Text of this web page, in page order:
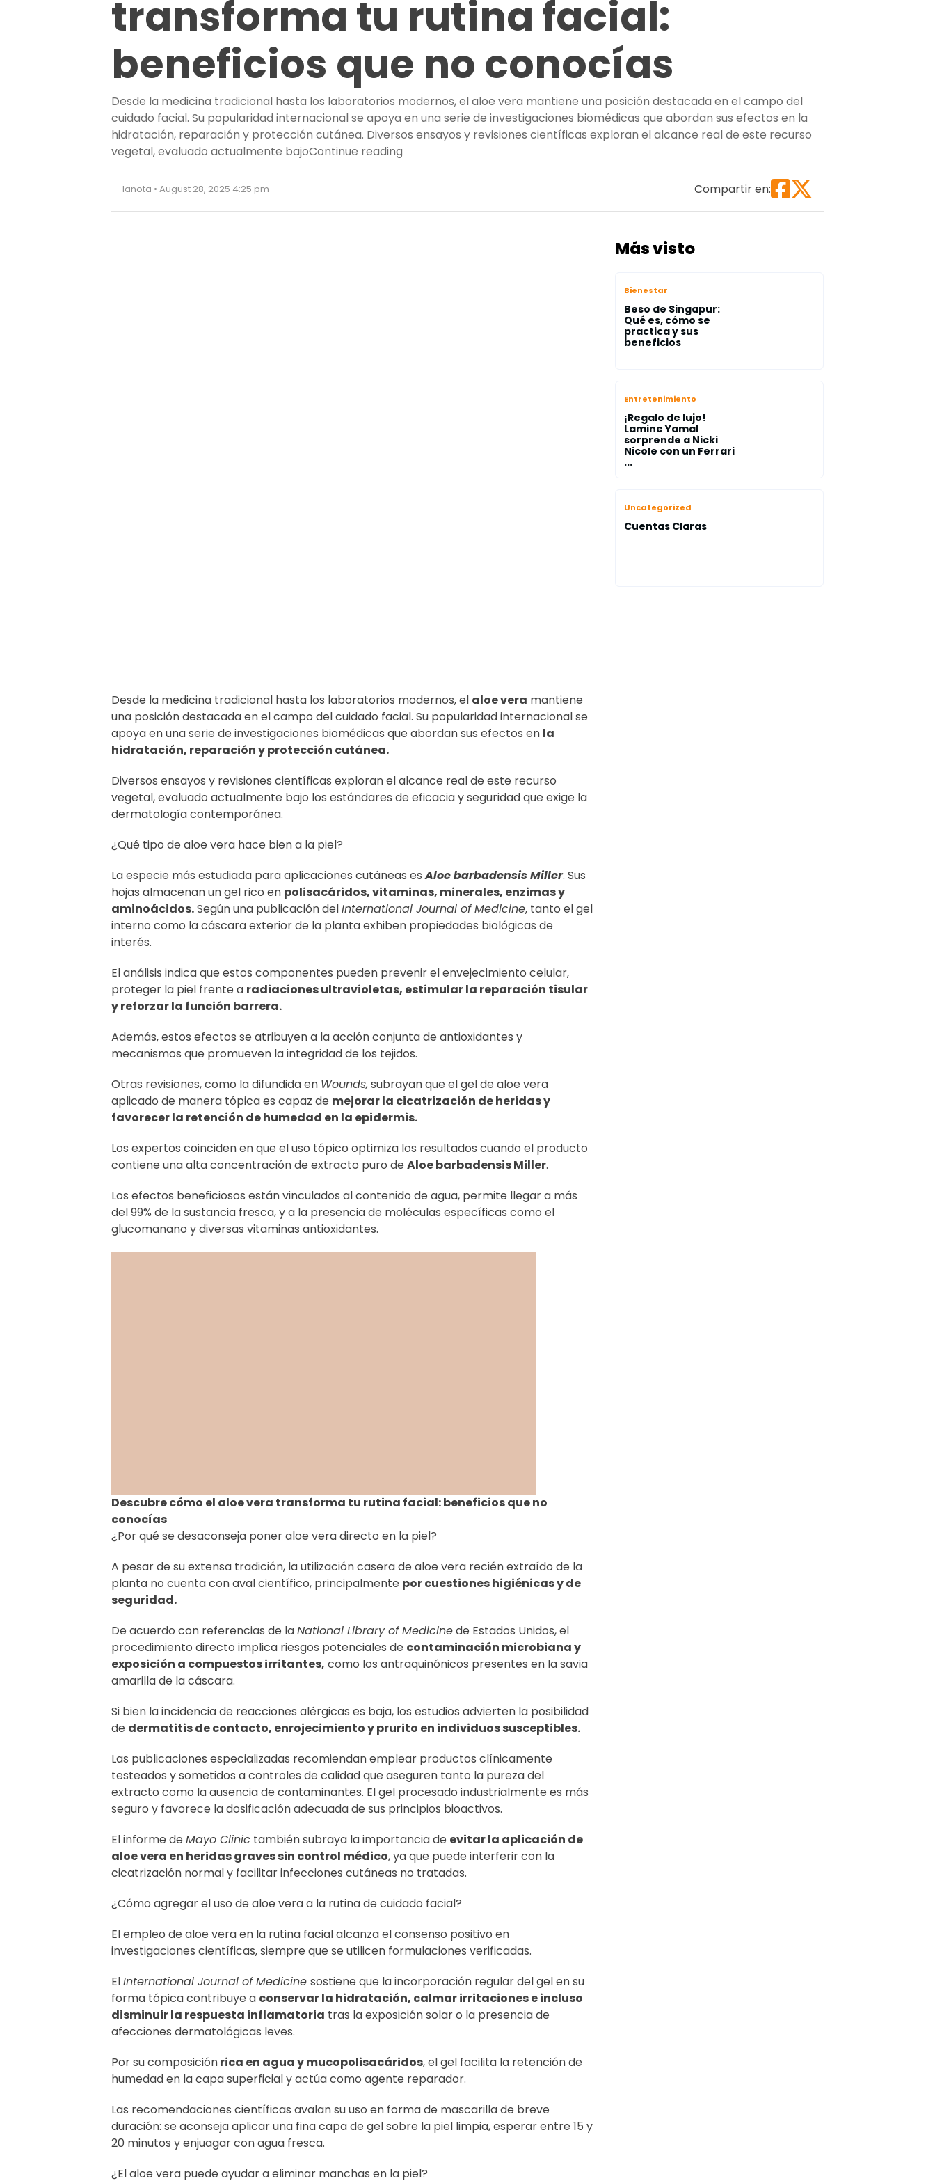
transforma tu rutina facial:
beneficios que no conocías
Desde la medicina tradicional hasta los laboratorios modernos, el aloe vera mantiene una posición destacada en el campo del
cuidado facial. Su popularidad internacional se apoya en una serie de investigaciones biomédicas que abordan sus efectos en la
hidratación, reparación y protección cutánea. Diversos ensayos y revisiones científicas exploran el alcance real de este recurso
vegetal, evaluado actualmente bajoContinue reading
lanota • August 28, 2025 4:25 pm Compartir en:
Desde la medicina tradicional hasta los laboratorios modernos, el aloe vera mantiene
una posición destacada en el campo del cuidado facial. Su popularidad internacional se
apoya en una serie de investigaciones biomédicas que abordan sus efectos en la
hidratación, reparación y protección cutánea.
Diversos ensayos y revisiones científicas exploran el alcance real de este recurso
vegetal, evaluado actualmente bajo los estándares de eficacia y seguridad que exige la
dermatología contemporánea.
¿Qué tipo de aloe vera hace bien a la piel?
La especie más estudiada para aplicaciones cutáneas esAloe barbadensis Miller. Sus
hojas almacenan un gel rico en polisacáridos, vitaminas, minerales, enzimas y
aminoácidos.Según una publicación delInternational Journal of Medicine, tanto el gel
interno como la cáscara exterior de la planta exhiben propiedades biológicas de
interés.
El análisis indica que estos componentes pueden prevenir el envejecimiento celular,
proteger la piel frente a radiaciones ultravioletas, estimular la reparación tisular
y reforzar la función barrera.
Además, estos efectos se atribuyen a la acción conjunta de antioxidantes y
mecanismos que promueven la integridad de los tejidos.
Otras revisiones, como la difundida en Wounds, subrayan que el gel de aloe vera
aplicado de manera tópica es capaz de mejorar la cicatrización de heridas y
favorecer la retención de humedad en la epidermis.
Los expertos coinciden en que el uso tópico optimiza los resultados cuando el producto
contiene una alta concentración de extracto puro de Aloe barbadensis Miller.
Los efectos beneficiosos están vinculados al contenido de agua, permite llegar a más
del 99% de la sustancia fresca, y a la presencia de moléculas específicas como el
glucomanano y diversas vitaminas antioxidantes.
Descubre cómo el aloe vera transforma tu rutina facial: beneficios que no
conocías
¿Por qué se desaconseja poner aloe vera directo en la piel?
A pesar de su extensa tradición, la utilización casera de aloe vera recién extraído de la
planta no cuenta con aval científico, principalmente por cuestiones higiénicas y de
seguridad.
De acuerdo con referencias de laNational Library of Medicinede Estados Unidos, el
procedimiento directo implica riesgos potenciales de contaminación microbiana y
exposición a compuestos irritantes, como los antraquinónicos presentes en la savia
amarilla de la cáscara.
Si bien la incidencia de reacciones alérgicas es baja, los estudios advierten la posibilidad
de dermatitis de contacto, enrojecimiento y prurito en individuos susceptibles.
Las publicaciones especializadas recomiendan emplear productos clínicamente
testeados y sometidos a controles de calidad que aseguren tanto la pureza del
extracto como la ausencia de contaminantes. El gel procesado industrialmente es más
seguro y favorece la dosificación adecuada de sus principios bioactivos.
El informe de Mayo Clinic también subraya la importancia de evitar la aplicación de
aloe vera en heridas graves sin control médico, ya que puede interferir con la
cicatrización normal y facilitar infecciones cutáneas no tratadas.
¿Cómo agregar el uso de aloe vera a la rutina de cuidado facial?
El empleo de aloe vera en la rutina facial alcanza el consenso positivo en
investigaciones científicas, siempre que se utilicen formulaciones verificadas.
ElInternational Journal of Medicine sostiene que la incorporación regular del gel en su
forma tópica contribuye a conservar la hidratación, calmar irritaciones e incluso
disminuir la respuesta inflamatoria tras la exposición solar o la presencia de
afecciones dermatológicas leves.
Por su composiciónrica en agua y mucopolisacáridos, el gel facilita la retención de
humedad en la capa superficial y actúa como agente reparador.
Las recomendaciones científicas avalan su uso en forma de mascarilla de breve
duración: se aconseja aplicar una fina capa de gel sobre la piel limpia, esperar entre 15 y
20 minutos y enjuagar con agua fresca.
¿El aloe vera puede ayudar a eliminar manchas en la piel?
Más visto
Bienestar
Beso de Singapur:
Qué es, cómo se
practica y sus
beneficios
Entretenimiento
¡Regalo de lujo!
Lamine Yamal
sorprende a Nicki
Nicole con un Ferrari
...
Uncategorized
Cuentas Claras